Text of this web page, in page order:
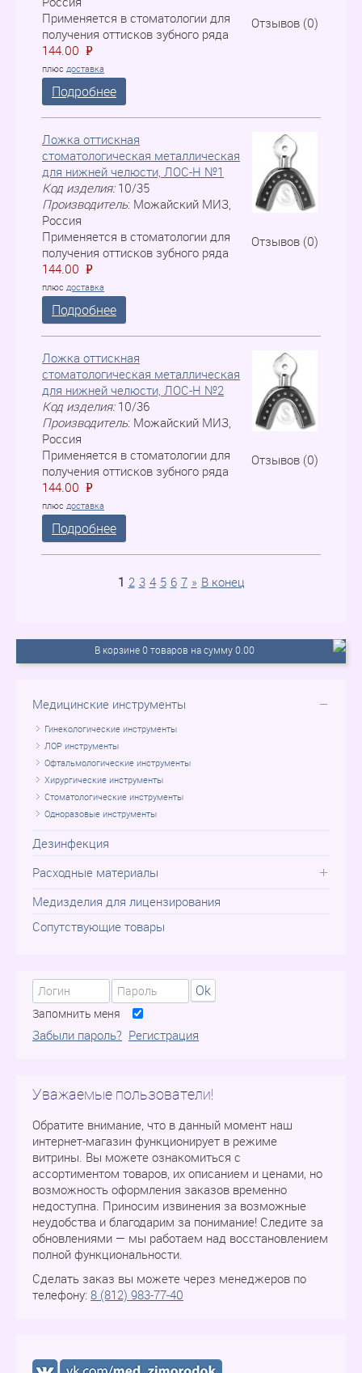
Отзывов (0)
Применяется в стоматологии для
получения оттисков зубного ряда
144.00
=
P
плюс доставка
Подробнее
Отзывов (0)
Ложка оттискная
стоматологическая металлическая
для нижней челюсти, ЛOC-H №1
Код изделия: 10/35
Производитель: Можайский МИЗ,
Россия
Применяется в стоматологии для
получения оттисков зубного ряда
144.00
=
P
плюс доставка
Подробнее
Отзывов (0)
Ложка оттискная
стоматологическая металлическая
для нижней челюсти, ЛOC-H №2
Код изделия: 10/36
Производитель: Можайский МИЗ,
Россия
Применяется в стоматологии для
получения оттисков зубного ряда
144.00
=
P
плюс доставка
Подробнее
1 2 3 4 5 6 7 » В конец
В корзине 0 товаров на сумму 0.00
Медицинские инструменты
Гинекологические инструменты
ЛОР инструменты
Офтальмологические инструменты
Хирургические инструменты
Стоматологические инструменты
Одноразовые инструменты
Дезинфекция
Расходные материалы
Медизделия для лицензирования
Сопутствующие товары
Ok
Запомнить меня
Забыли пароль? Регистрация
Уважаемые пользователи!
Обратите внимание, что в данный момент наш
интернет-магазин функционирует в режиме
витрины. Вы можете ознакомиться с
ассортиментом товаров, их описанием и ценами, но
возможность оформления заказов временно
недоступна. Приносим извинения за возможные
неудобства и благодарим за понимание! Следите за
обновлениями — мы работаем над восстановлением
полной функциональности.
Сделать заказ вы можете через менеджеров по
телефону: 8 (812) 983-77-40